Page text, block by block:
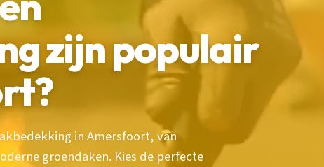
zijn populair
in Amersfoort, van
groendaken. Kies de perfecte